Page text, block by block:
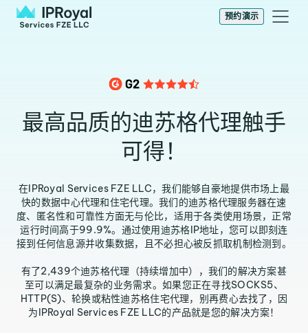
预约演示
最高品质的迪苏格代理触手
可得！
在IPRoyal Services FZE LLC，我们能够自豪地提供市场上最
快的数据中心代理和住宅代理。我们的迪苏格代理服务器在速
度、匿名性和可靠性方面无与伦比，适用于各类使用场景，正常
运行时间高于99.9%。通过使用迪苏格IP地址，您可以即刻连
接到任何信息源并收集数据，且不必担心被反抓取机制检测到。
有了2,439个迪苏格代理（持续增加中），我们的解决方案甚
至可以满足最复杂的业务需求。如果您正在寻找SOCKS5、
HTTP(S)、轮换或粘性迪苏格住宅代理，别再费心去找了，因
为IPRoyal Services FZE LLC的产品就是您的解决方案！